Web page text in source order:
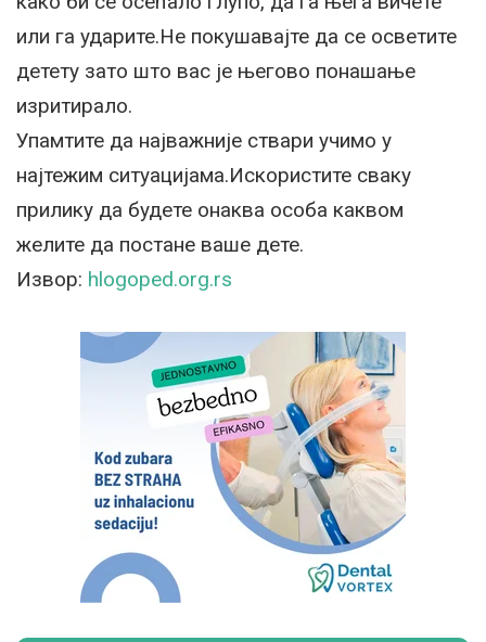
или га ударите.Не покушавајте да се осветите
детету зато што вас је његово понашање
изритирало.
Упамтите да најважније ствари учимо у
најтежим ситуацијама.Искористите сваку
прилику да будете онаква особа каквом
желите да постане ваше дете.
Извор: hlogoped.org.rs